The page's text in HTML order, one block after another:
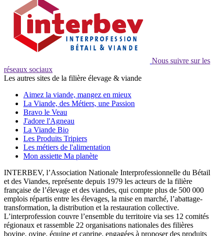
Nous suivre sur les
réseaux sociaux
Les autres sites de la filière élevage & viande
Aimez la viande, mangez en mieux
La Viande, des Métiers, une Passion
Bravo le Veau
J'adore l'Agneau
La Viande Bio
Les Produits Tripiers
Les métiers de l'alimentation
Mon assiette Ma planète
INTERBEV, l’Association Nationale Interprofessionnelle du Bétail
et des Viandes, représente depuis 1979 les acteurs de la filière
française de l’élevage et des viandes, qui compte plus de 500 000
emplois répartis entre les élevages, la mise en marché, l’abattage-
transformation, la distribution et la restauration collective.
L’interprofession couvre l’ensemble du territoire via ses 12 comités
régionaux et rassemble 22 organisations nationales des filières
bovine, ovine, équine et caprine, engagées à proposer des produits